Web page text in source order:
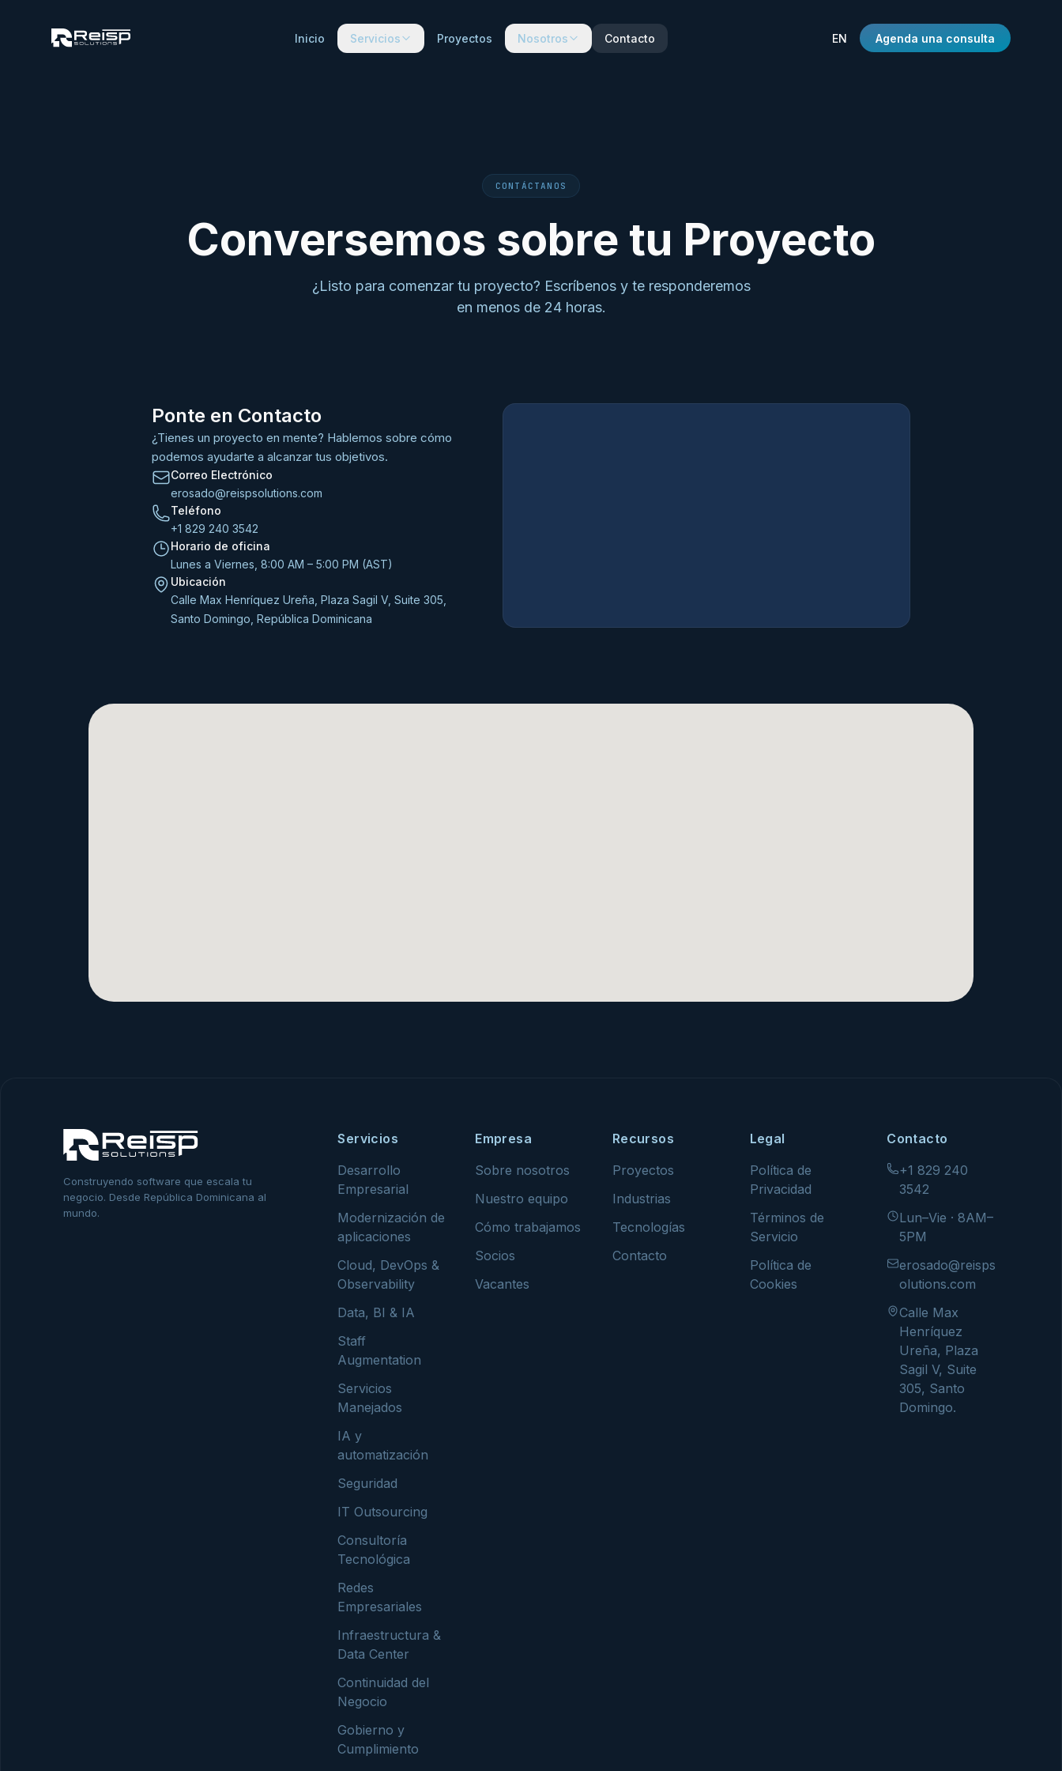
Inicio Servicios Proyectos Nosotros Contacto EN Agenda una consulta
CONTÁCTANOS
Conversemos sobre tu Proyecto
¿Listo para comenzar tu proyecto? Escríbenos y te responderemos
en menos de 24 horas.
Ponte en Contacto
¿Tienes un proyecto en mente? Hablemos sobre cómo
podemos ayudarte a alcanzar tus objetivos.
Correo Electrónico
erosado@reispsolutions.com
Teléfono
+1 829 240 3542
Horario de oficina
Lunes a Viernes, 8:00 AM – 5:00 PM (AST)
Ubicación
Calle Max Henríquez Ureña, Plaza Sagil V, Suite 305,
Santo Domingo, República Dominicana
Construyendo software que escala tu
negocio. Desde República Dominicana al
mundo.
Servicios
Desarrollo
Empresarial
Modernización de
aplicaciones
Cloud, DevOps &
Observability
Data, BI & IA
Staff
Augmentation
Servicios
Manejados
IA y
automatización
Seguridad
IT Outsourcing
Consultoría
Tecnológica
Redes
Empresariales
Infraestructura &
Data Center
Continuidad del
Negocio
Gobierno y
Cumplimiento
Empresa
Sobre nosotros
Nuestro equipo
Cómo trabajamos
Socios
Vacantes
Recursos
Proyectos
Industrias
Tecnologías
Contacto
Legal
Política de
Privacidad
Términos de
Servicio
Política de
Cookies
Contacto
+1 829 240
3542
Lun–Vie · 8AM–
5PM
erosado@reisps
olutions.com
Calle Max
Henríquez
Ureña, Plaza
Sagil V, Suite
305, Santo
Domingo.